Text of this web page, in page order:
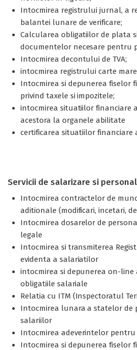
Intocmirea registrului jurnal, a
balantei lunare de verificare;
Calcularea obligatiilor de plata
documentelor necesare pentru
Intocmirea decontului de TVA;
intocmirea registrului carte mare
Intocmirea si depunerea fiselor
privind taxele si impozitele;
intocmirea situatiilor financiare
acestora la organele abilitate
certificarea situatiilor financiare
Servicii de salarizare si personal
Intocmirea contractelor de
aditionale (modificari, incetari,
Intocmirea dosarelor de
legale
Intocmirea si transmiterea
evidenta a salariatilor
intocmirea si depunerea on-line
obligatiile salariale
Relatia cu ITM (Inspectoratul
Intocmirea lunara a statelor de
salariilor
Intocmirea adeverintelor
Intocmirea si depunerea fiselor